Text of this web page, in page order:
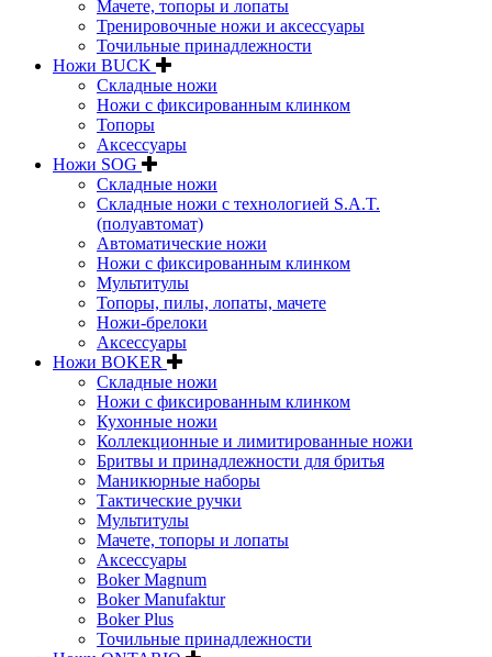
Мачете, топоры и лопаты
Тренировочные ножи и аксессуары
Точильные принадлежности
Ножи BUCK
Складные ножи
Ножи с фиксированным клинком
Топоры
Аксессуары
Ножи SOG
Складные ножи
Складные ножи с технологией S.A.T.
(полуавтомат)
Автоматические ножи
Ножи с фиксированным клинком
Мультитулы
Топоры, пилы, лопаты, мачете
Ножи-брелоки
Аксессуары
Ножи BOKER
Складные ножи
Ножи с фиксированным клинком
Кухонные ножи
Коллекционные и лимитированные ножи
Бритвы и принадлежности для бритья
Маникюрные наборы
Тактические ручки
Мультитулы
Мачете, топоры и лопаты
Аксессуары
Boker Magnum
Boker Manufaktur
Boker Plus
Точильные принадлежности